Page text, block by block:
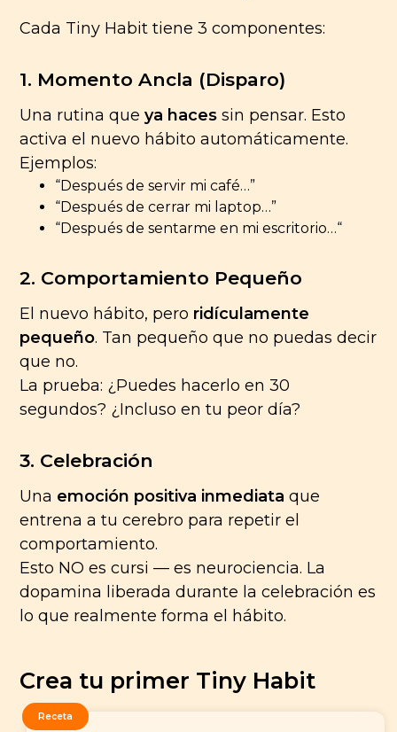
Cada Tiny Habit tiene 3 componentes:
1. Momento Ancla (Disparo)
Una rutina queya haces sin pensar. Esto
activa el nuevo hábito automáticamente.
Ejemplos:
“Después de servir mi café…”
“Después de cerrar mi laptop…”
“Después de sentarme en mi escritorio…“
2. Comportamiento Pequeño
El nuevo hábito, pero ridículamente
pequeño. Tan pequeño que no puedas decir
que no.
La prueba: ¿Puedes hacerlo en 30
segundos? ¿Incluso en tu peor día?
3. Celebración
Una emoción positiva inmediata que
entrena a tu cerebro para repetir el
comportamiento.
Esto NO es cursi — es neurociencia. La
dopamina liberada durante la celebración es
lo que realmente forma el hábito.
Crea tu primer Tiny Habit
Receta